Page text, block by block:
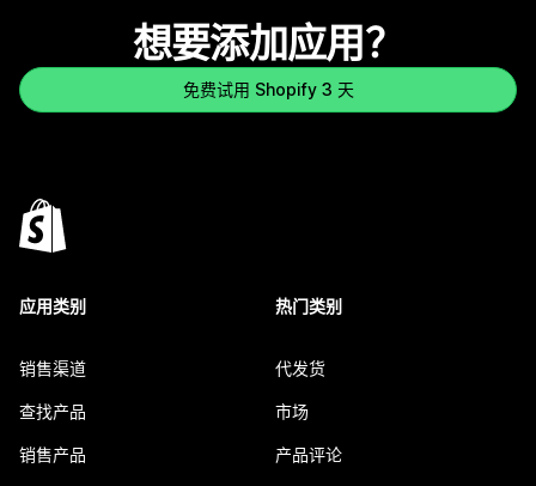
想要添加应用？
免费试用 Shopify 3 天
应用类别
销售渠道
查找产品
销售产品
热门类别
代发货
市场
产品评论